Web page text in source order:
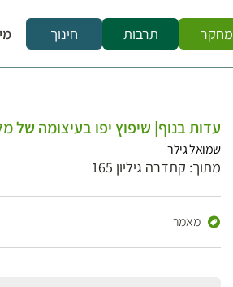
מחקר תרבות חינוך
עדות בנוף| שיפוץ יפו בעיצומה
שמואל גילר
מתוך: קתדרה גיליון 165
מאמר